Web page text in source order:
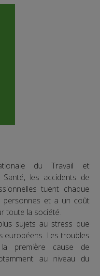
du Travail et
Santé, les accidents de
tuent chaque
personnes et a un coût
toute la société.
sujets au stress que
européens. Les troubles
la première cause de
au niveau du